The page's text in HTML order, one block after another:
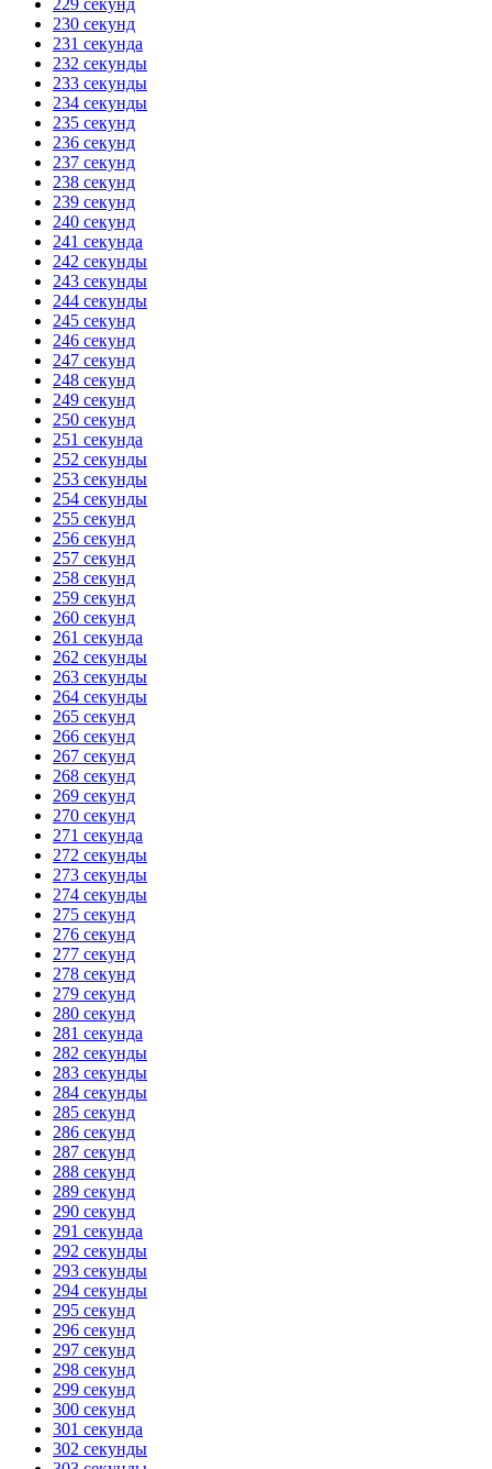
229 секунд
230 секунд
231 секунда
232 секунды
233 секунды
234 секунды
235 секунд
236 секунд
237 секунд
238 секунд
239 секунд
240 секунд
241 секунда
242 секунды
243 секунды
244 секунды
245 секунд
246 секунд
247 секунд
248 секунд
249 секунд
250 секунд
251 секунда
252 секунды
253 секунды
254 секунды
255 секунд
256 секунд
257 секунд
258 секунд
259 секунд
260 секунд
261 секунда
262 секунды
263 секунды
264 секунды
265 секунд
266 секунд
267 секунд
268 секунд
269 секунд
270 секунд
271 секунда
272 секунды
273 секунды
274 секунды
275 секунд
276 секунд
277 секунд
278 секунд
279 секунд
280 секунд
281 секунда
282 секунды
283 секунды
284 секунды
285 секунд
286 секунд
287 секунд
288 секунд
289 секунд
290 секунд
291 секунда
292 секунды
293 секунды
294 секунды
295 секунд
296 секунд
297 секунд
298 секунд
299 секунд
300 секунд
301 секунда
302 секунды